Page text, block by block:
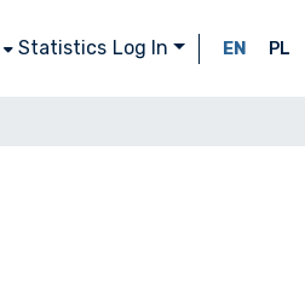
Statistics Log In EN PL